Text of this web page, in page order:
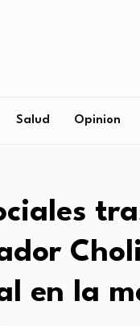
Salud Opinion
en la